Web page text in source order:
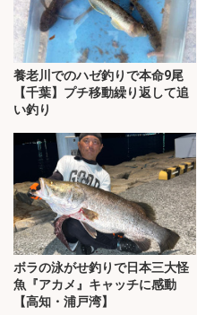
養老川でのハゼ釣りで本命9尾
【千葉】プチ移動繰り返して追
い釣り
ボラの泳がせ釣りで日本三大怪
魚『アカメ』キャッチに感動
【高知・浦戸湾】